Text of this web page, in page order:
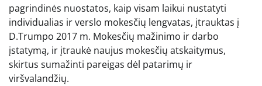
pagrindinės nuostatos, kaip visam laikui nustatyti
individualias ir verslo mokesčių lengvatas, įtrauktas į
D.Trumpo 2017 m. Mokesčių mažinimo ir darbo
įstatymą, ir įtraukė naujus mokesčių atskaitymus,
skirtus sumažinti pareigas dėl patarimų ir
viršvalandžių.